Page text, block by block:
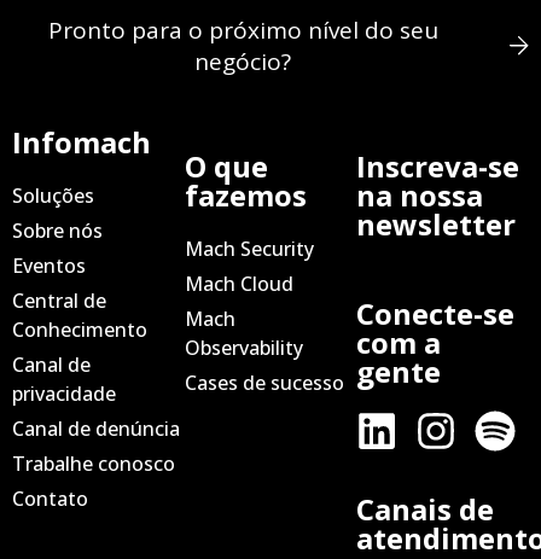
Pronto para o próximo nível do seu
negócio?
Infomach
Soluções
Sobre nós
Eventos
Central de
Conhecimento
Canal de
privacidade
Canal de denúncia
Trabalhe conosco
Contato
O que
fazemos
Mach Security
Mach Cloud
Mach
Observability
Cases de sucesso
Inscreva-se
na nossa
newsletter
Conecte-se
com a
gente
Canais de